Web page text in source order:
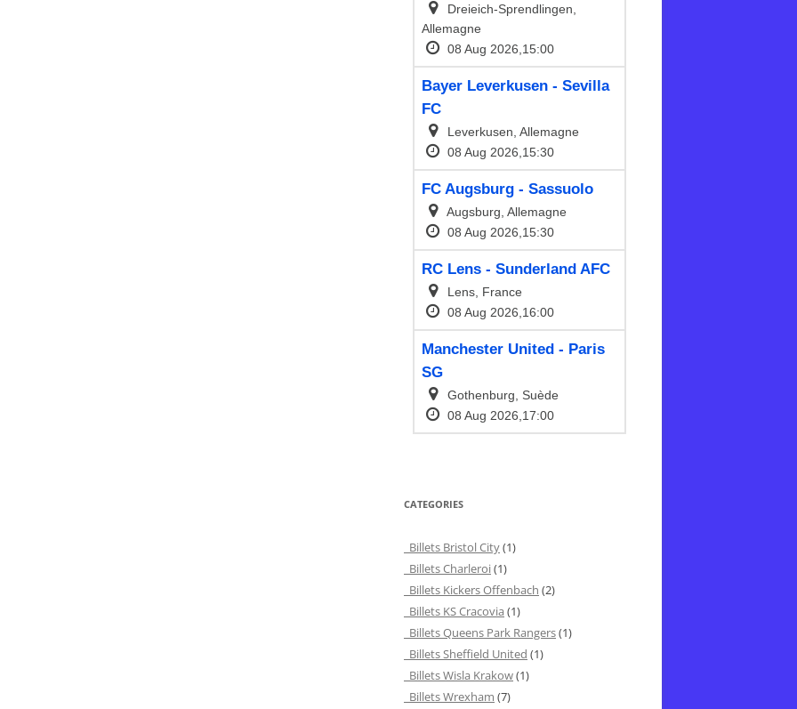
CATEGORIES
Billets Bristol City(1)
Billets Charleroi(1)
Billets Kickers Offenbach (2)
Billets KS Cracovia (1)
Billets Queens Park Rangers(1)
Billets Sheffield United (1)
Billets Wisla Krakow(1)
Billets Wrexham (7)